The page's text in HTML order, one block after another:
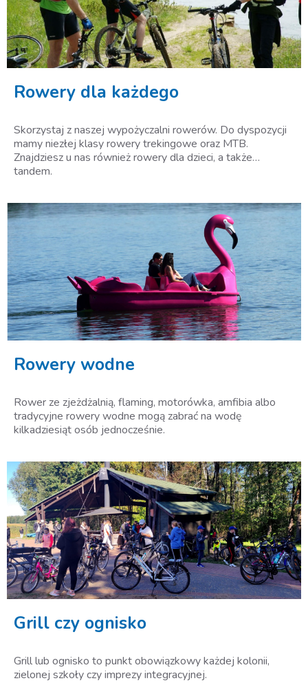
Rowery dla każdego
Skorzystaj z naszej wypożyczalni rowerów. Do dyspozycji
mamy niezłej klasy rowery trekingowe oraz MTB.
Znajdziesz u nas również rowery dla dzieci, a także…
tandem.
Rowery wodne
Rower ze zjeżdżalnią, flaming, motorówka, amfibia albo
tradycyjne rowery wodne mogą zabrać na wodę
kilkadziesiąt osób jednocześnie.
Grill czy ognisko
Grill lub ognisko to punkt obowiązkowy każdej kolonii,
zielonej szkoły czy imprezy integracyjnej.